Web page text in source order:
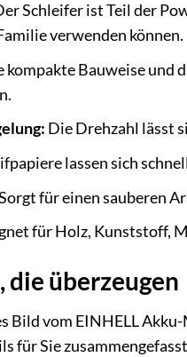
Schleifer ist Teil der
verwenden können.
kompakte Bauweise und
Die Drehzahl lässt
lassen sich
für einen sauberen
für Holz, Kunststoff,
die überzeugen
Bild vom EINHELL
für Sie